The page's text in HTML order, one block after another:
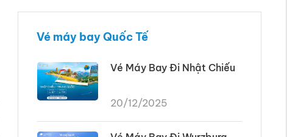
Vé máy bay Quốc Tế
Vé Máy Bay Đi Nhật Chiếu
20/12/2025